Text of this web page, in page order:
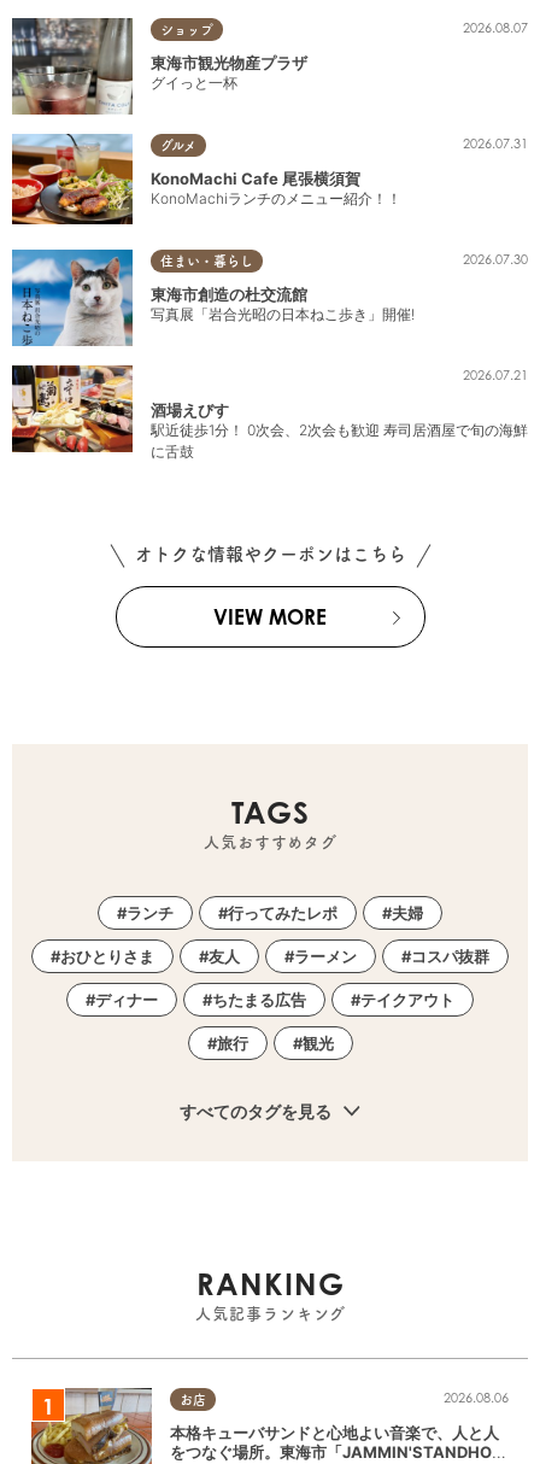
ショップ 2026.08.07
東海市観光物産プラザ
グイっと一杯
グルメ 2026.07.31
KonoMachi Cafe 尾張横須賀
KonoMachiランチのメニュー紹介！！
住まい・暮らし 2026.07.30
東海市創造の杜交流館
写真展「岩合光昭の日本ねこ歩き」開催!
2026.07.21
酒場えびす
駅近徒歩1分！ 0次会、2次会も歓迎 寿司居酒屋で旬の海鮮
に舌鼓
オトクな情報やクーポンはこちら
VIEW MORE
TAGS
人気おすすめタグ
ランチ 行ってみたレポ 夫婦
おひとりさま 友人 ラーメン コスパ抜群
ディナー ちたまる広告 テイクアウト
旅行 観光
すべてのタグを見る
RANKING
人気記事ランキング
お店 2026.08.06
本格キューバサンドと心地よい音楽で、人と人
をつなぐ場所。東海市「JAMMIN'STANDHOU